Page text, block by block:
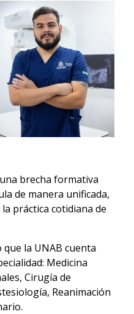
brecha formativa
de manera unificada,
práctica cotidiana de
que la UNAB cuenta
Medicina
Cirugía de
Reanimación